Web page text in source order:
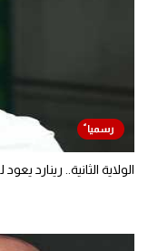
الولاية الثانية.. رينارد